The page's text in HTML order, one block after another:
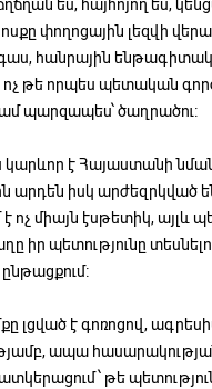
ես, հայհոյող ես,
փողոցային լեզվի
հանրային
ոչ թե որպես պետական
պարզապես՝ ծաղրածու։
է Հայաստանի
արդեն իսկ արժեզրկված
է ոչ միայն էսթետիկ,
իր պետությունը
լցված է գոռոցով,
ապա
թե